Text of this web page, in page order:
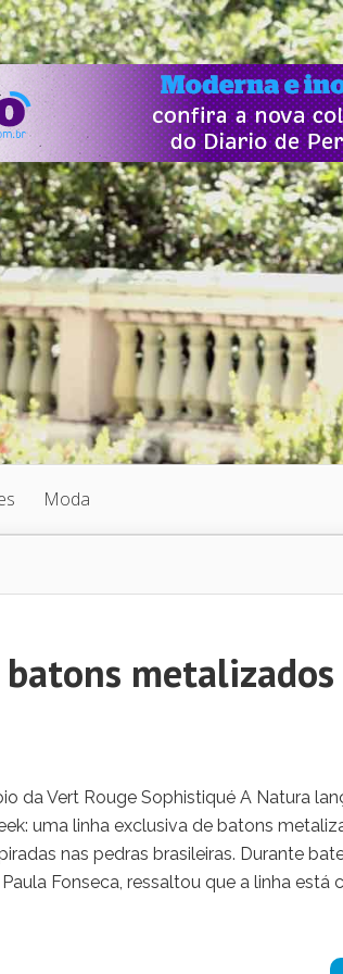
Moda
da Vert Rouge Sophistiqué A Natura
uma linha exclusiva de batons
nas pedras brasileiras. Durante
Fonseca, ressaltou que a linha está